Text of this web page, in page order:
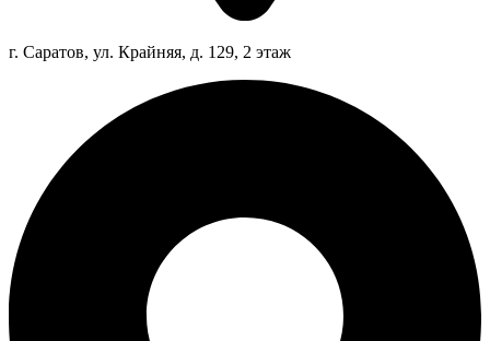
г. Саратов, ул. Крайняя, д. 129, 2 этаж